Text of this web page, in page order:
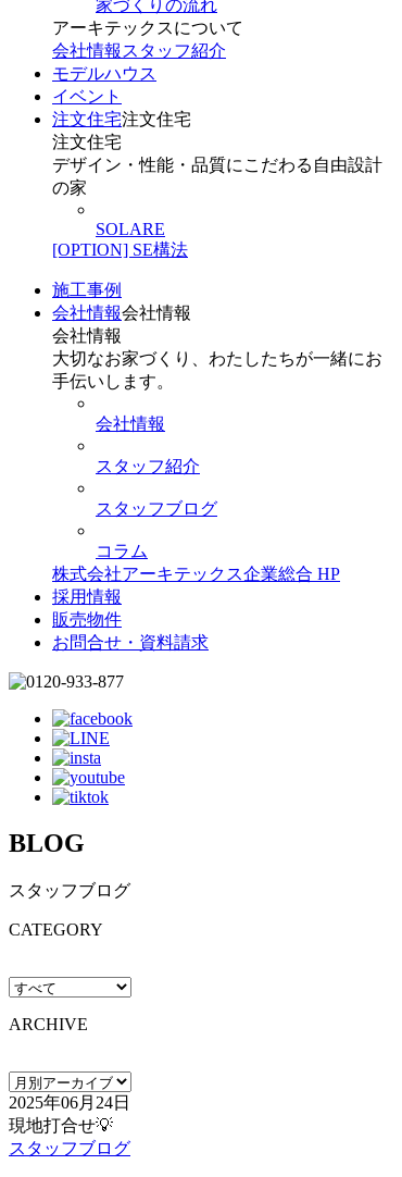
家づくりの流れ
アーキテックスについて
会社情報 スタッフ紹介
モデルハウス
イベント
注文住宅注文住宅
注文住宅
デザイン・性能・品質にこだわる自由設計
の家
SOLARE
[OPTION] SE構法
施工事例
会社情報会社情報
会社情報
大切なお家づくり、わたしたちが一緒にお
手伝いします。
会社情報
スタッフ紹介
スタッフブログ
コラム
株式会社アーキテックス企業総合 HP
採用情報
販売物件
お問合せ・資料請求
BLOG
スタッフブログ
CATEGORY
ARCHIVE
2025年06月24日
現地打合せ💡
スタッフブログ